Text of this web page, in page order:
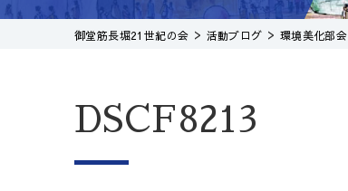
御堂筋長堀21世紀の会 > 活動ブログ > 環境美化部会
DSCF8213